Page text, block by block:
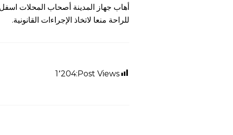
أهاب جهاز المدينة أصحاب المحلات
للراحة منعا لاتخاذ الإجراءات القانونية.
Post Views:1٬204